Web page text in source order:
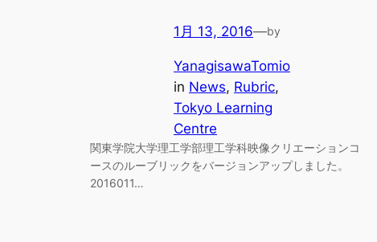
1月 13, 2016—by
YanagisawaTomio
in News, Rubric
Tokyo Learning
Centre
関東学院大学理工学部理工学科映像クリエーションコ
ースのルーブリックをバージョンアップしました。
2016011…